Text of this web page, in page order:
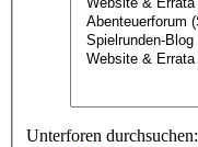
Unterforen durchsuchen: